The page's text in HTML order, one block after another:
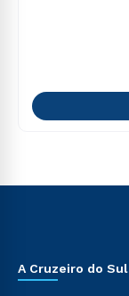
A Cruzeiro do Sul